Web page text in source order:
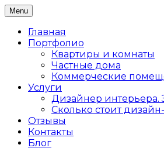
Skip
to
content
Дизайнер
Дизайн интерьера жилых и
Menu
Главная
Портфолио
Квартиры и комнаты
Частные дома
Коммерческие
Услуги
Дизайнер интерьера.
Сколько стоит
Отзывы
Контакты
Блог